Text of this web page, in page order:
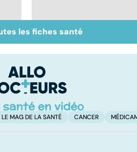
La salmonelle,
souvent à l'origine
les fiches santé
LE MAG DE LA SANTÉ CANCER